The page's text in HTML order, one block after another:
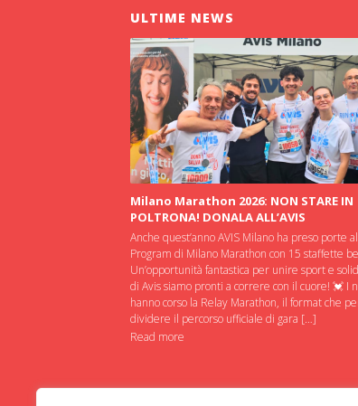
ULTIME NEWS
Milano Marathon 2026: NON STARE IN
POLTRONA! DONALA ALL’AVIS
Anche quest’anno AVIS Milano ha preso porte
Program di Milano Marathon con 15 staffette
Un’opportunità fantastica per unire sport e
di Avis siamo pronti a correre con il cuore! 💓 I
hanno corso la Relay Marathon, il format che
dividere il percorso ufficiale di gara […]
Read more